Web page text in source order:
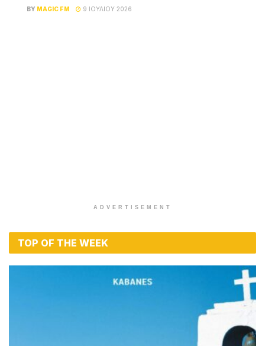
BY MAGIC FM 9 ΙΟΥΛΊΟΥ 2026
ADVERTISEMENT
TOP OF THE WEEK